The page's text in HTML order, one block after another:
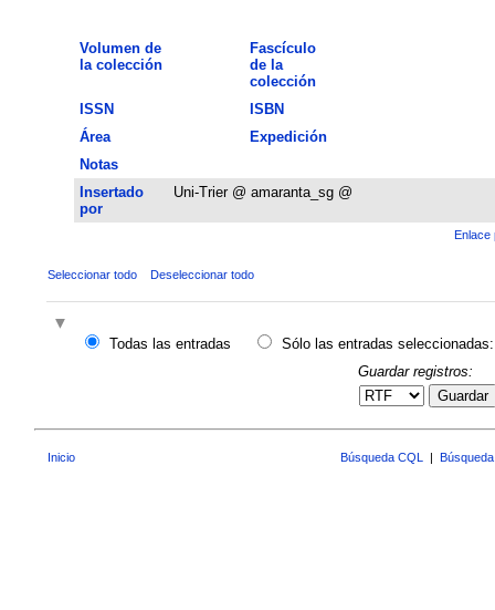
Volumen de
la colección
Fascículo
de la
colección
ISSN
ISBN
Área
Expedición
Notas
Insertado
por
Uni-Trier @ amaranta_sg @
Enlace
Seleccionar todo Deseleccionar todo
Todas las entradas
Sólo las entradas seleccionadas:
Guardar registros:
Guardar
Inicio Búsqueda CQL